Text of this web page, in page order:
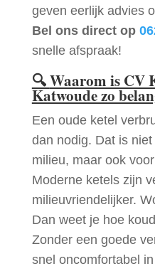
geven eerlijk advies
Bel ons direct op
snelle afspraak!
🔍Waarom is CV
Katwoude zo
Een oude ketel
dan nodig. Dat is
milieu, maar ook
Moderne ketels zijn
milieuvriendelijker.
Dan weet je hoe
Zonder een goede
snel oncomfortabel